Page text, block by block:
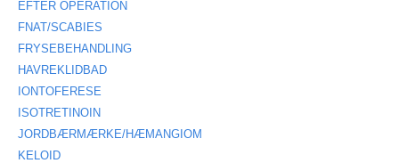
EFTER OPERATION
FNAT/SCABIES
FRYSEBEHANDLING
HAVREKLIDBAD
IONTOFERESE
ISOTRETINOIN
JORDBÆRMÆRKE/HÆMANGIOM
KELOID